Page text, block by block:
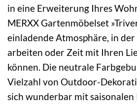
in eine Erweiterung Ihres
MERXX Gartenmöbelset
einladende Atmosphäre, in der
arbeiten oder Zeit mit Ihren
können. Die neutrale
Vielzahl von Outdoor-
sich wunderbar mit saisonalen